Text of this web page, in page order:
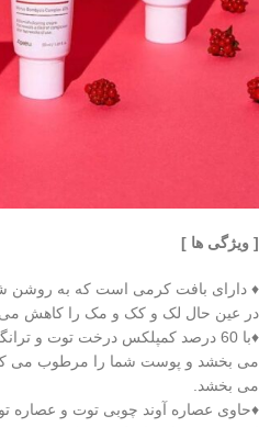
[ ویژگی ها ]
♦ دارای بافت کرمی است که به
در عین حال لک و کک و مک را کاهش می
♦با 60 درصد کمپلکس درخت توت و
می بخشد و پوست شما را مرطوب می
می بخشد.
♦حاوی عصاره آوند چوبی توت و عصاره